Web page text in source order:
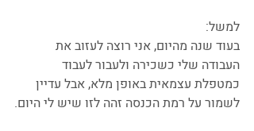
למשל:
בעוד שנה מהיום, אני רוצה לעזוב את
העבודה שלי כשכירה ולעבור לעבוד
כמטפלת עצמאית באופן מלא, אבל עדיין
לשמור על רמת הכנסה זהה לזו שיש לי היום.